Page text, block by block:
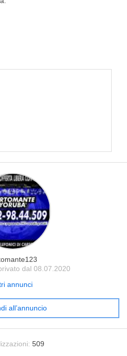
dal 08.07.2020
annunci
all’annuncio
509